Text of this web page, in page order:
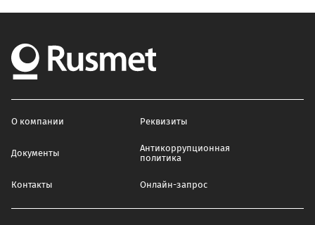
О компании Реквизиты
Документы
Антикоррупционная
политика
Контакты Онлайн-запрос